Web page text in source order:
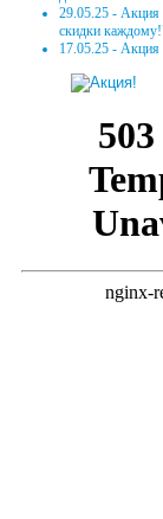
29.05.25 -
скидки
17.05.25 -